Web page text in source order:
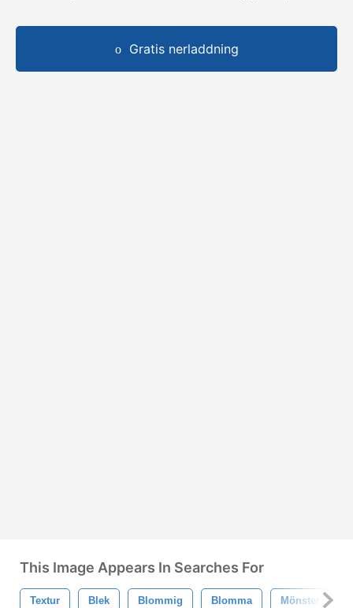
Gratis nerladdning
This Image Appears In Searches For
Textur Blek Blommig Blomma Mönster